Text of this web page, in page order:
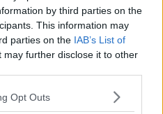
by third parties on the
This information may
parties on the IAB’s List of
may further disclose it to other
Opt Outs